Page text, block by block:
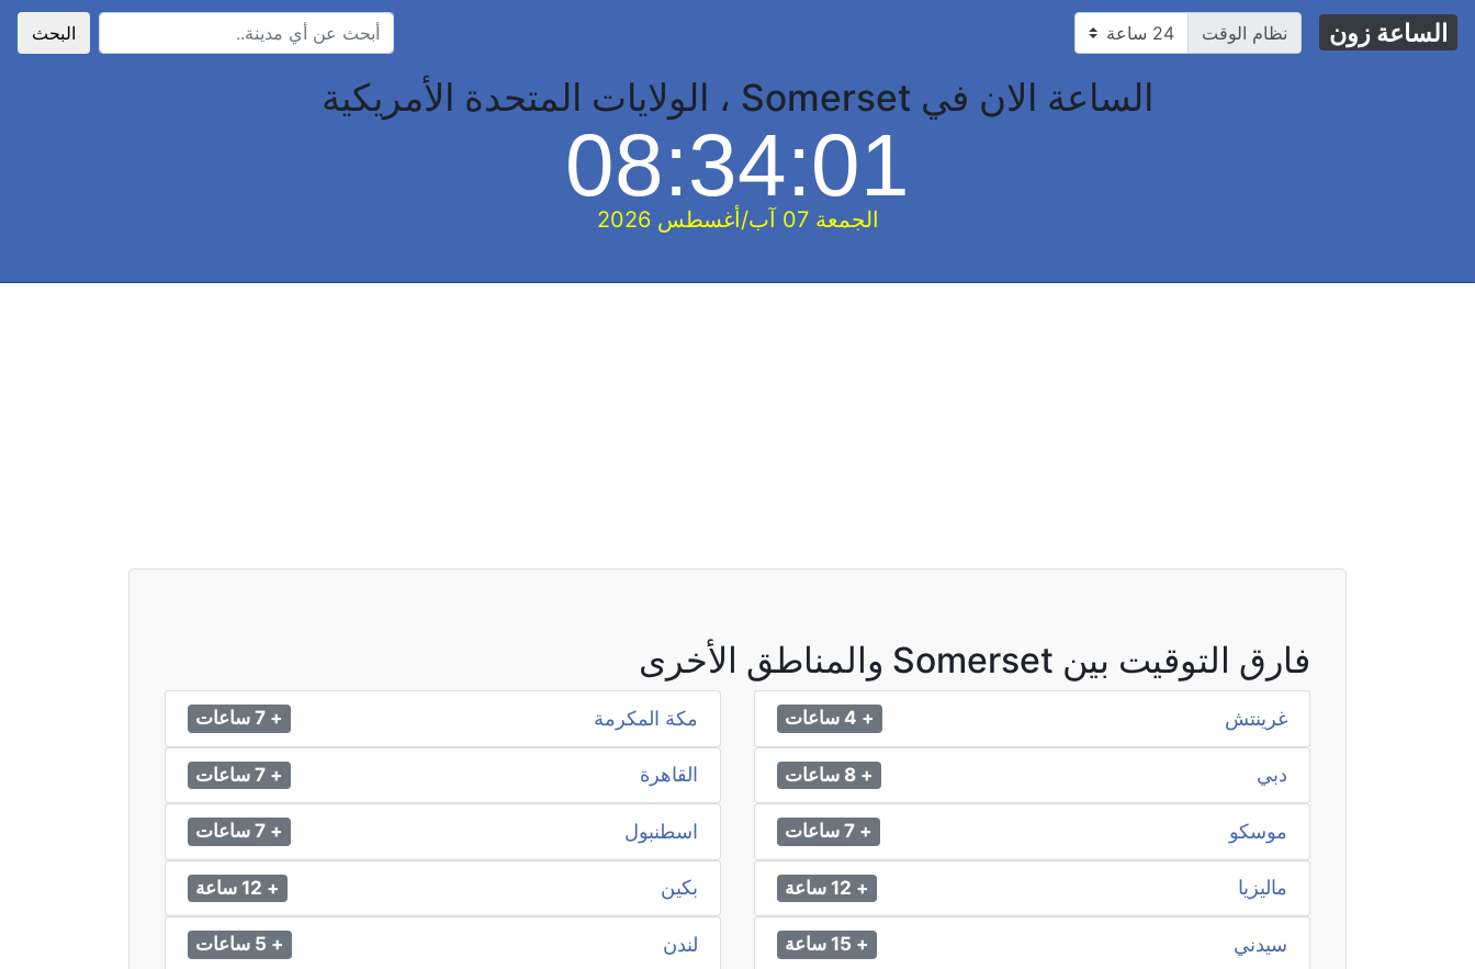
الساعة زون نظام الوقت البحث
الساعة الان في Somerset ، الولايات المتحدة الأمريكية
08:34:02
الجمعة 07 آب/أغسطس 2026
فارق التوقيت بين Somerset والمناطق الأخرى
غرينتش + 4 ساعات مكة المكرمة + 7 ساعات
دبي + 8 ساعات القاهرة + 7 ساعات
موسكو + 7 ساعات اسطنبول + 7 ساعات
ماليزيا + 12 ساعة بكين + 12 ساعة
سيدني + 15 ساعة لندن + 5 ساعات